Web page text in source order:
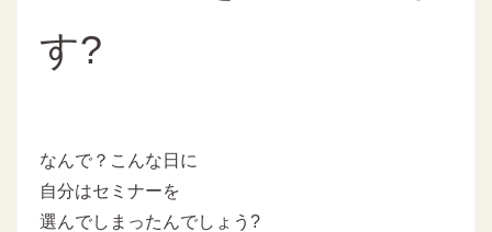
す?
なんで？こんな日に
自分はセミナーを
選んでしまったんでしょう?